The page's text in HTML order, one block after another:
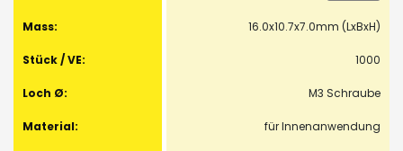
16.0x10.7x7.0mm (LxBxH)
1000
M3 Schraube
für Innenanwendung